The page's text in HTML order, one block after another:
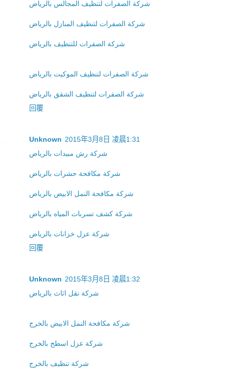
شركة الصفرات لتنظيف المجالس بالرياض
شركة الصفرات لتنظيف المنازل بالرياض
شركة الصفرات للتنظيف بالرياض
شركة الصفرات لتنظيف الموكيت بالرياض
شركة الصفرات لتنظيف الشقق بالرياض
回覆
Unknown 2015年3月8日 凌晨1:31
شركة رش مبيدات بالرياض
شركة مكافحة حشرات بالرياض
شركة مكافحة النمل الابيض بالرياض
شركة كشف تسربات المياه بالرياض
شركة عزل خزانات بالرياض
回覆
Unknown 2015年3月8日 凌晨1:32
شركة نقل اثاث بالرياض
شركة مكافحة النمل الابيض بالخرج
شركة عزل اسطح بالخرج
شركة تنظيف بالخرج